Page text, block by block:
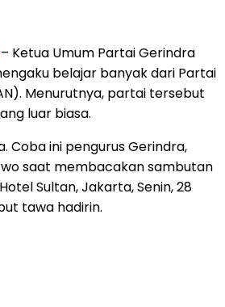
– Ketua Umum Partai Gerindra
belajar banyak dari Partai
Menurutnya, partai tersebut
luar biasa.
Coba ini pengurus Gerindra,
saat membacakan sambutan
Sultan, Jakarta, Senin, 28
tawa hadirin.